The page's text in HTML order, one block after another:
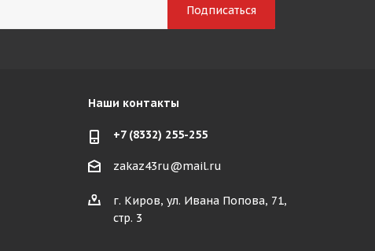
Наши контакты
+7 (8332) 255-255
zakaz43ru@mail.ru
г. Киров, ул. Ивана Попова, 71,
стр. 3